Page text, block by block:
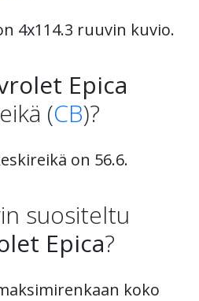
4x114.3 ruuvin kuvio.
Epica
(CB)?
on 56.6.
suositeltu
Epica?
koko